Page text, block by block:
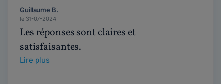
Guillaume B.
le 31-07-2024
Les réponses sont claires et
satisfaisantes.
Lire plus